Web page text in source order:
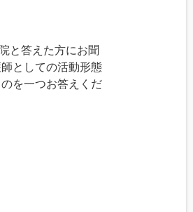
と答えた方にお聞
としての活動形態
を一つお答えくだ